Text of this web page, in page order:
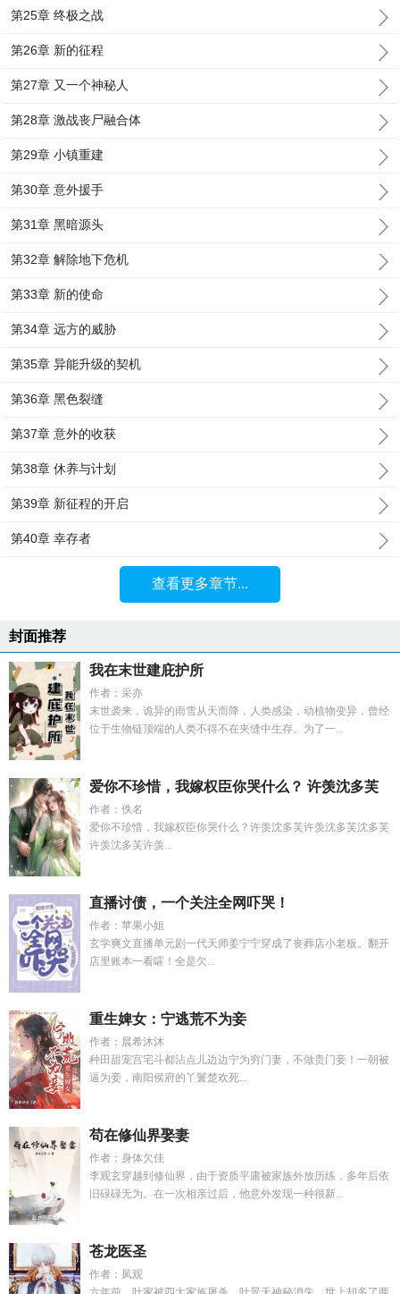
第25章 终极之战
第26章 新的征程
第27章 又一个神秘人
第28章 激战丧尸融合体
第29章 小镇重建
第30章 意外援手
第31章 黑暗源头
第32章 解除地下危机
第33章 新的使命
第34章 远方的威胁
第35章 异能升级的契机
第36章 黑色裂缝
第37章 意外的收获
第38章 休养与计划
第39章 新征程的开启
第40章 幸存者
查看更多章节...
封面推荐
我在末世建庇护所
作者：采亦
末世袭来，诡异的雨雪从天而降，人类感染，动植物变异，曾经
位于生物链顶端的人类不得不在夹缝中生存。为了一...
爱你不珍惜，我嫁权臣你哭什么？ 许羡沈多芙
作者：佚名
爱你不珍惜，我嫁权臣你哭什么？许羡沈多芙许羡沈多芙沈多芙
许羡沈多芙许羡...
直播讨债，一个关注全网吓哭！
作者：苹果小姐
玄学爽文直播单元剧一代天师姜宁宁穿成了丧葬店小老板。翻开
店里账本一看嚯！全是欠...
重生婢女：宁逃荒不为妾
作者：晨希沐沐
种田甜宠宫宅斗都沾点儿边边宁为穷门妻，不做贵门妾！一朝被
逼为妾，南阳侯府的丫鬟楚欢死...
苟在修仙界娶妻
作者：身体欠佳
李观玄穿越到修仙界，由于资质平庸被家族外放历练，多年后依
旧碌碌无为。在一次相亲过后，他意外发现一种很新...
苍龙医圣
作者：凤观